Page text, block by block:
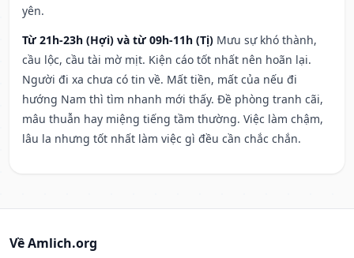
yên.
Từ 21h-23h (Hợi) và từ 09h-11h (Tị) Mưu sự khó thành,
cầu lộc, cầu tài mờ mịt. Kiện cáo tốt nhất nên hoãn lại.
Người đi xa chưa có tin về. Mất tiền, mất của nếu đi
hướng Nam thì tìm nhanh mới thấy. Đề phòng tranh cãi,
mâu thuẫn hay miệng tiếng tầm thường. Việc làm chậm,
lâu la nhưng tốt nhất làm việc gì đều cần chắc chắn.
Về Amlich.org